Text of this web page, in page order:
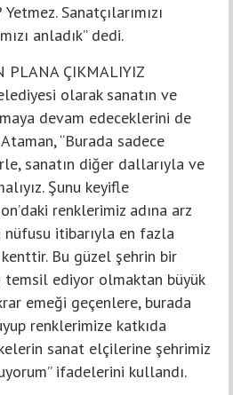
Sanatçılarımızı
anladık” dedi.
PLANA ÇIKMALIYIZ
olarak sanatın ve
devam edeceklerini de
“Burada sadece
sanatın diğer dallarıyla ve
Şunu keyifle
renklerimiz adına arz
itibarıyla en fazla
Bu güzel şehrin bir
temsil ediyor olmaktan büyük
emeği geçenlere, burada
renklerimize katkıda
sanat elçilerine şehrimiz
ifadelerini kullandı.